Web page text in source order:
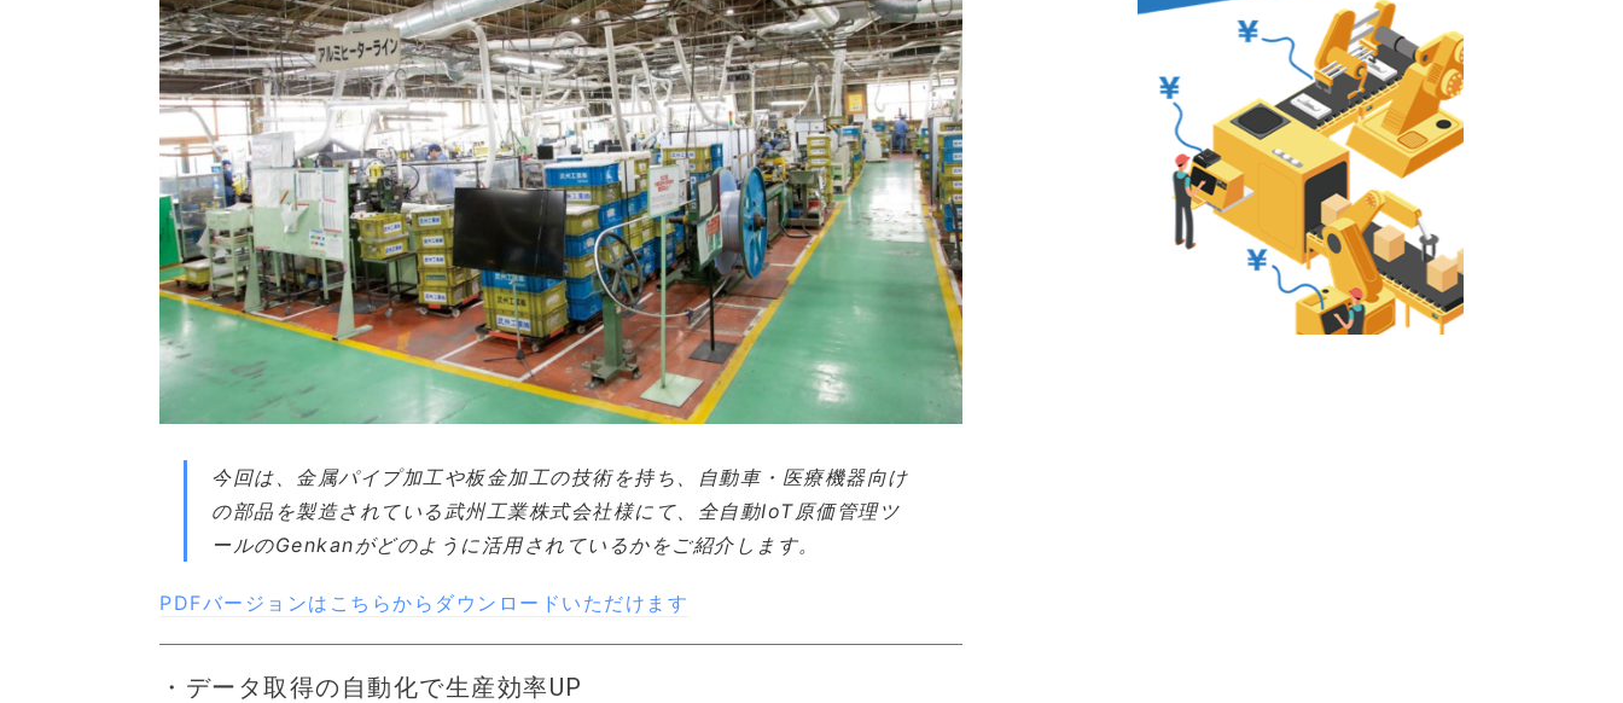
今回は、金属パイプ加工や板金加工の技術を持ち、自動車・医療機器向け
の部品を製造されている武州工業株式会社様にて、全自動IoT原価管理ツ
ールのGenkanがどのように活用されているかをご紹介します。
PDFバージョンはこちらからダウンロードいただけます
・データ取得の自動化で生産効率UP